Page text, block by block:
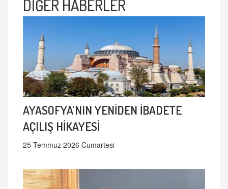
DİĞER HABERLER
AYASOFYA'NIN YENİDEN İBADETE
AÇILIŞ HİKAYESİ
25 Temmuz 2026 Cumartesi